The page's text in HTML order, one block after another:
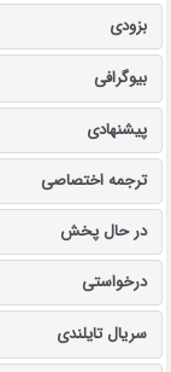
بزودی
بیوگرافی
پیشنهادی
ترجمه اختصاصی
در حال پخش
درخواستی
سریال تایلندی